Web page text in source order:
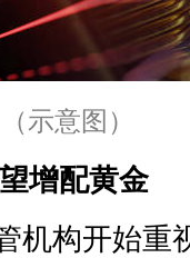
（示意图）
增配黄金
构开始重